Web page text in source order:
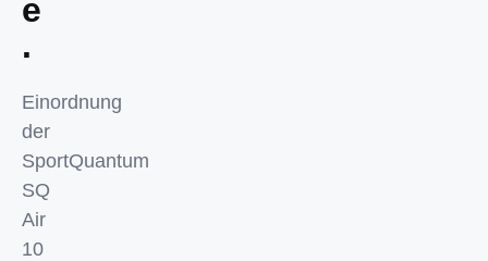
e
.
Einordnung
der
SportQuantum
SQ
Air
10